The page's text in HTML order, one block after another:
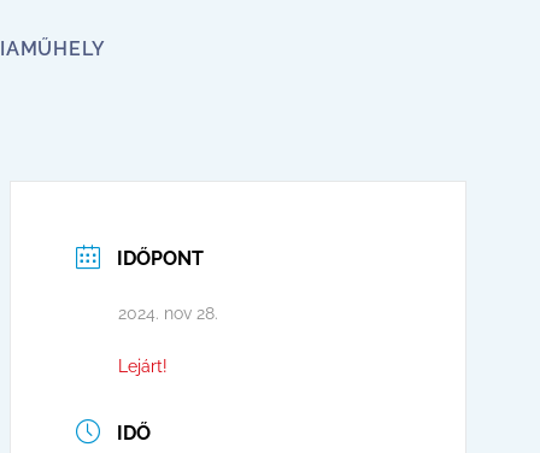
MŰHELY
IDŐPONT
2024. nov 28.
Lejárt!
IDŐ